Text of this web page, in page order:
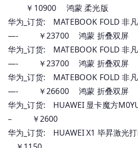
￥10900 鸿蒙 柔光版
华为_订货: MATEBOOK FOLD 非
—- ￥23700 鸿蒙 折叠双屏
华为_订货: MATEBOOK FOLD 非
—- ￥23700 鸿蒙 折叠双屏
华为_订货: MATEBOOK FOLD 非
—- ￥26600 鸿蒙 折叠双屏
华为_订货: HUAWEI 显卡魔方
– ￥2600
华为_订货: HUAWEI X1 毕昇